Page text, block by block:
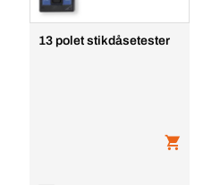
13 polet stikdåsetester